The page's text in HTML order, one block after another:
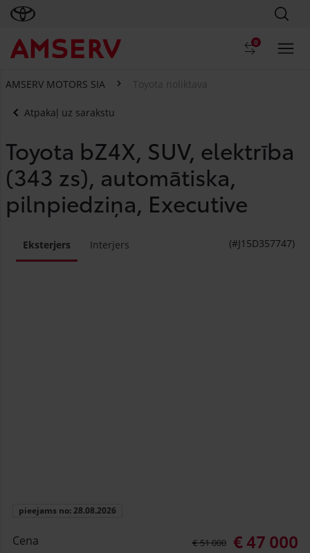
0
AMSERV MOTORS SIA Toyota noliktava
Atpakaļ uz sarakstu
Toyota bZ4X, SUV, elektrība
(343 zs), automātiska,
pilnpiedziņa, Executive
(#J15D357747)
Eksterjers Interjers
pieejams no: 28.08.2026
Cena € 51 000 € 47 000